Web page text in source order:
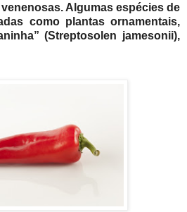
Algumas espécies de
como plantas ornamentais,
(Streptosolen jamesonii),